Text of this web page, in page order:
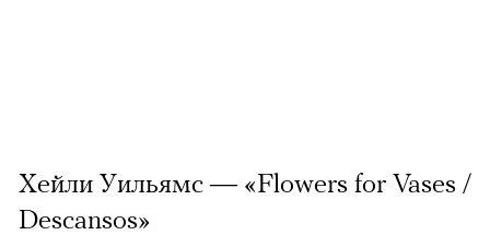
Хейли Уильямс — «Flowers for Vases /
Descansos»